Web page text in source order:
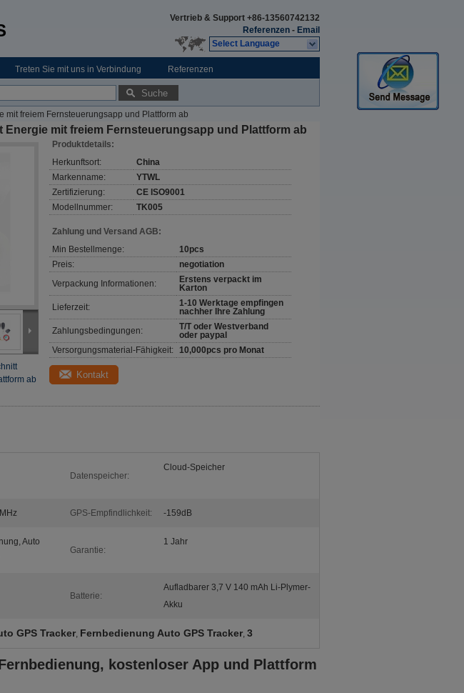
Vertrieb & Support +86-13560742132
Referenzen - Email
Select Language
Treten Sie mit uns in Verbindung Referenzen
Suche
mit freiem Fernsteuerungsapp und Plattform ab
Energie mit freiem Fernsteuerungsapp und Plattform ab
ab
Produktdetails:
Herkunftsort:
China
Markenname:
YTWL
Zertifizierung:
CE ISO9001
Modellnummer:
TK005
Zahlung und Versand AGB:
Min Bestellmenge:
10pcs
Preis:
negotiation
Verpackung Informationen:
Erstens verpackt im
Karton
Lieferzeit:
1-10 Werktage empfingen
nachher Ihre Zahlung
Zahlungsbedingungen:
T/T oder Westverband
oder paypal
Versorgungsmaterial-Fähigkeit: 10,000pcs pro Monat
Kontakt
Datenspeicher:
Cloud-Speicher
GPS-Empfindlichkeit: -159dB
Auto
Garantie:
1 Jahr
Batterie:
Aufladbarer 3,7 V 140 mAh Li-Plymer-
Akku
GPS Tracker, Fernbedienung Auto GPS Tracker, 3
kostenloser App und Plattform